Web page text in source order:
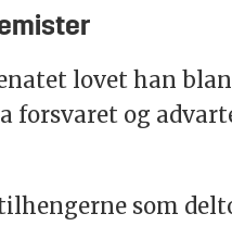
lovet han
forsvaret og
som